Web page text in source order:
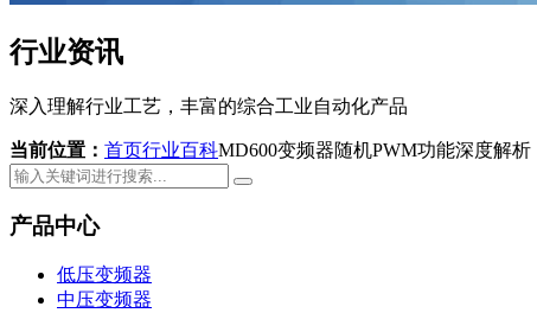
行业资讯
深入理解行业工艺，丰富的综合工业自动化产品
当前位置： 首页行业百科MD600变频器随机PWM功能深度解
产品中心
低压变频器
中压变频器